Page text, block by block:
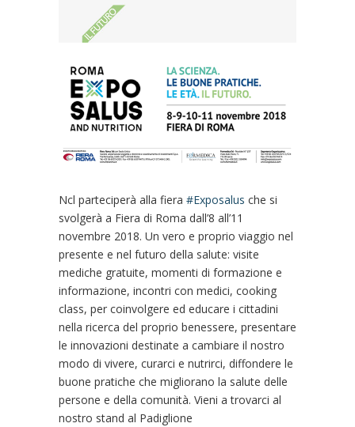
Ncl parteciperà alla fiera #Exposalus che si
svolgerà a Fiera di Roma dall’8 all’11
novembre 2018. Un vero e proprio viaggio nel
presente e nel futuro della salute: visite
mediche gratuite, momenti di formazione e
informazione, incontri con medici, cooking
class, per coinvolgere ed educare i cittadini
nella ricerca del proprio benessere, presentare
le innovazioni destinate a cambiare il nostro
modo di vivere, curarci e nutrirci, diffondere le
buone pratiche che migliorano la salute delle
persone e della comunità. Vieni a trovarci al
nostro stand al Padiglione